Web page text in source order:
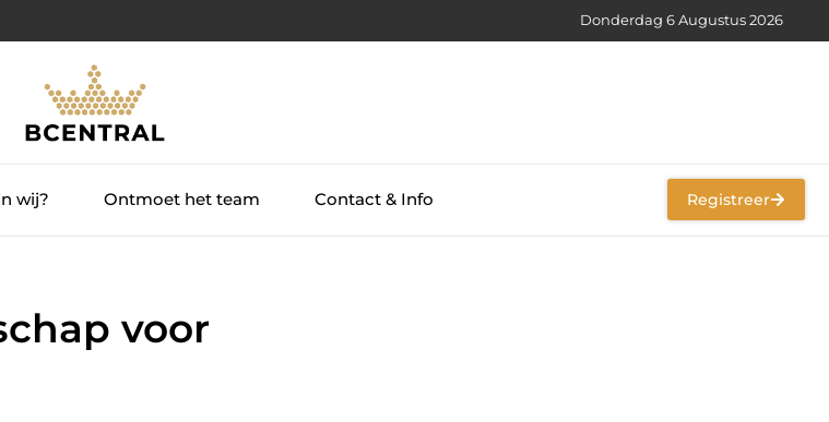
Donderdag 6 Augustus 2026
wij? Ontmoet het team Contact & Info Registreer
voor